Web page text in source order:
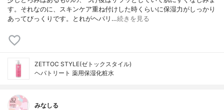
す。それなのに、スキンケア重ね付けした時くらいに保湿力がしっかり
あってびっくりです。とれがヘパリ…続きを見る
ZETTOC STYLE(ゼトックスタイル)
ヘパトリート 薬用保湿化粧水
みなしる